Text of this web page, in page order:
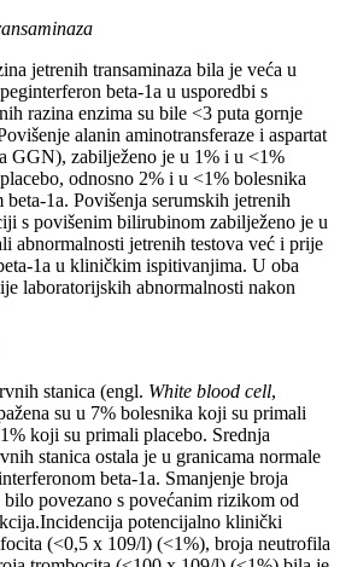
jetrenih transaminaza bila je veća u
beta-1a u usporedbi s
razina enzima su bile <3 puta gornje
alanin aminotransferaze i aspartat
GGN), zabilježeno je u 1% i u <1%
odnosno 2% i u <1% bolesnika
1a. Povišenja serumskih jetrenih
s povišenim bilirubinom zabilježeno je u
abnormalnosti jetrenih testova već i prije
1a u kliničkim ispitivanjima. U oba
laboratorijskih abnormalnosti nakon
stanica (engl. White blood cell,
su u 7% bolesnika koji su primali
koji su primali placebo. Srednja
stanica ostala je u granicama normale
beta-1a. Smanjenje broja
povezano s povećanim rizikom od
potencijalno klinički
(<0,5 x 109/l) (<1%), broja neutrofila